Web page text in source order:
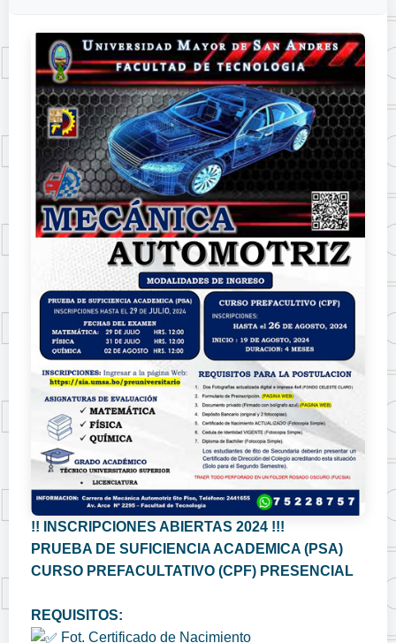
!! INSCRIPCIONES ABIERTAS 2024 !!!
PRUEBA DE SUFICIENCIA ACADEMICA (PSA)
CURSO PREFACULTATIVO (CPF) PRESENCIAL
REQUISITOS:
Fot. Certificado de Nacimiento